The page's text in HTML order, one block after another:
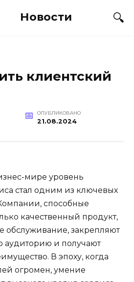
Новости
клиентский
ОПУБЛИКОВАНО
21.08.2024
мире уровень
стал одним из ключевых
способные
качественный продукт,
обслуживание, закрепляют
аудиторию и получают
В эпоху, когда
огромен, умение